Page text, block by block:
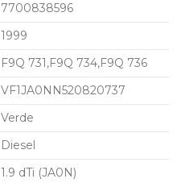
7700838596
1999
F9Q 731,F9Q 734,F9Q 736
VF1JA0NN520820737
Verde
Diesel
1.9 dTi (JA0N)